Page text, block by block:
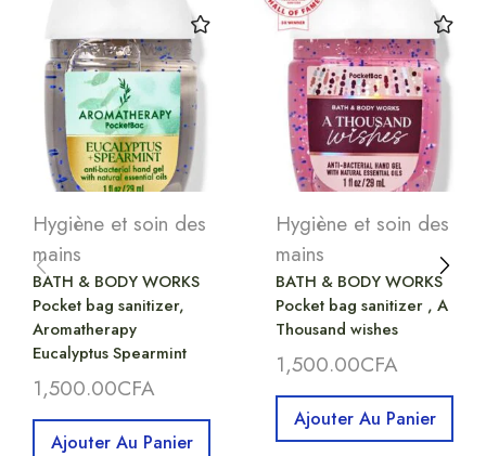
Hygiène et soin des
mains
BATH & BODY WORKS
Pocket bag sanitizer,
Aromatherapy
Eucalyptus Spearmint
1,500.00CFA
Ajouter Au Panier
Hygiène et soin des
mains
BATH & BODY WORKS
Pocket bag sanitizer , A
Thousand wishes
1,500.00CFA
Ajouter Au Panier